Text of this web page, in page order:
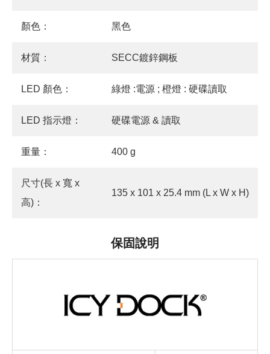
顏色： 黑色
材質： SECC鍍鋅鋼板
LED 顏色： 綠燈 :電源 ; 橙燈 : 硬碟讀取
LED 指示燈： 硬碟電源 & 讀取
重量： 400 g
尺寸(長 x 寬 x
高)：
135 x 101 x 25.4 mm (L x W x H)
保固說明